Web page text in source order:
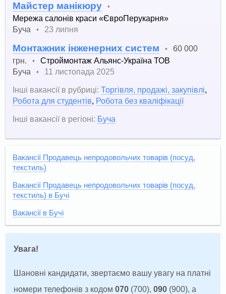
Майстер манікюру •
Мережа салонів краси «ЄвроПерукарня»
Буча
• 23 липня
Монтажник інженерних систем •
60 000
грн.
•
Строймонтаж Альянс-Україна ТОВ
Буча
•
11 листопада 2025
Інші вакансії в рубриці: Торгівля, продажі, закупівлі,
Робота для студентів, Робота без кваліфікації
Інші вакансії в регіоні: Буча
Вакансії Продавець непродовольчих товарів (посуд,
текстиль)
Вакансії Продавець непродовольчих товарів (посуд,
текстиль) в Бучі
Вакансії в Бучі
Увага!
Шановні кандидати, звертаємо вашу увагу на платні
номери телефонів з кодом070 (700),090 (900), а